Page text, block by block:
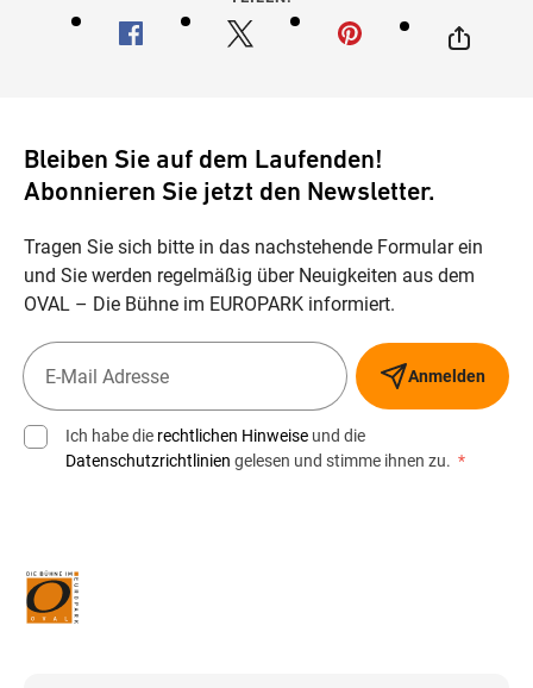
Bleiben Sie auf dem Laufenden!
Abonnieren Sie jetzt den Newsletter.
Tragen Sie sich bitte in das nachstehende Formular ein
und Sie werden regelmäßig über Neuigkeiten aus dem
OVAL – Die Bühne im EUROPARK informiert.
Anmelden
Ich habe die rechtlichen Hinweise und die
Datenschutzrichtlinien gelesen und stimme ihnen zu. *